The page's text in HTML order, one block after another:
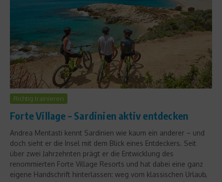
Richtig trainieren
Forte Village – Sardinien aktiv entdecken
Andrea Mentasti kennt Sardinien wie kaum ein anderer – und
doch sieht er die Insel mit dem Blick eines Entdeckers. Seit
über zwei Jahrzehnten prägt er die Entwicklung des
renommierten Forte Village Resorts und hat dabei eine ganz
eigene Handschrift hinterlassen: weg vom klassischen Urlaub,